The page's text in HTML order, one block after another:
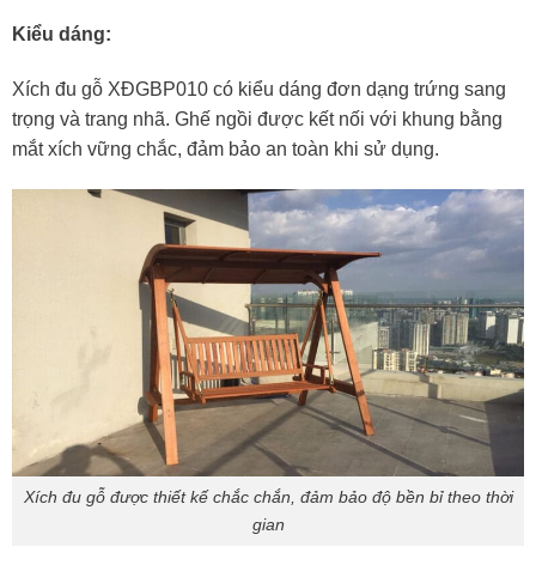
Kiểu dáng:
Xích đu gỗ XĐGBP010 có kiểu dáng đơn dạng trứng sang
trọng và trang nhã. Ghế ngồi được kết nối với khung bằng
mắt xích vững chắc, đảm bảo an toàn khi sử dụng.
Xích đu gỗ được thiết kế chắc chắn, đảm bảo độ bền bỉ theo thời
gian